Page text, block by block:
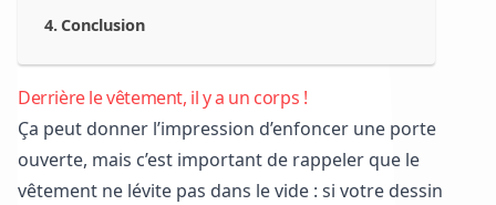
Conclusion
Derrière le vêtement, il y a un corps !
Ça peut donner l’impression d’enfoncer une porte
ouverte, mais c’est important de rappeler que le
vêtement ne lévite pas dans le vide : si votre dessin